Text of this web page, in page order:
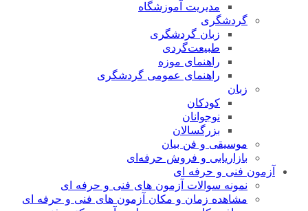
مدیریت آموزشگاه
گردشگری
زبان گردشگری
طبیعت‌گردی
راهنمای موزه
راهنمای عمومی گردشگری
زبان
کودکان
نوجوانان
بزرگسالان
موسیقی و فن بیان
بازاریابی و فروش حرفه‌ای
آزمون فنی و حرفه ای
نمونه سوالات آزمون های فنی و حرفه ای
مشاهده زمان و مکان آزمون های فنی و حرفه ای